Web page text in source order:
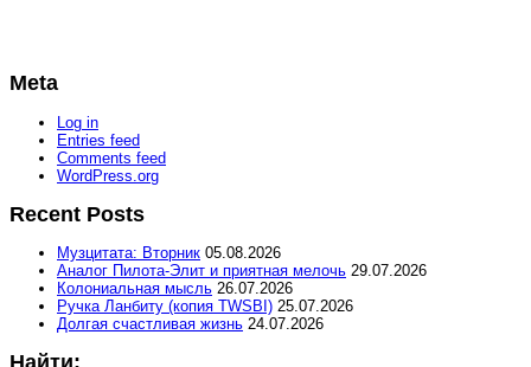
Meta
Log in
Entries feed
Comments feed
WordPress.org
Recent Posts
Музцитата: Вторник 05.08.2026
Аналог Пилота-Элит и приятная мелочь 29.07.2026
Колониальная мысль 26.07.2026
Ручка Ланбиту (копия TWSBI) 25.07.2026
Долгая счастливая жизнь 24.07.2026